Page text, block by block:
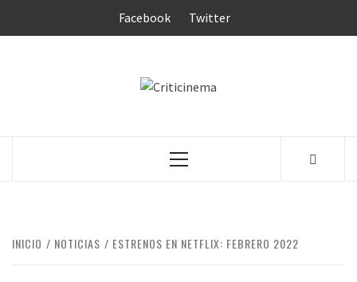
Facebook Twitter
Menú
INICIO NOTICIAS ESTRENOS EN NETFLIX: FEBRERO 2022